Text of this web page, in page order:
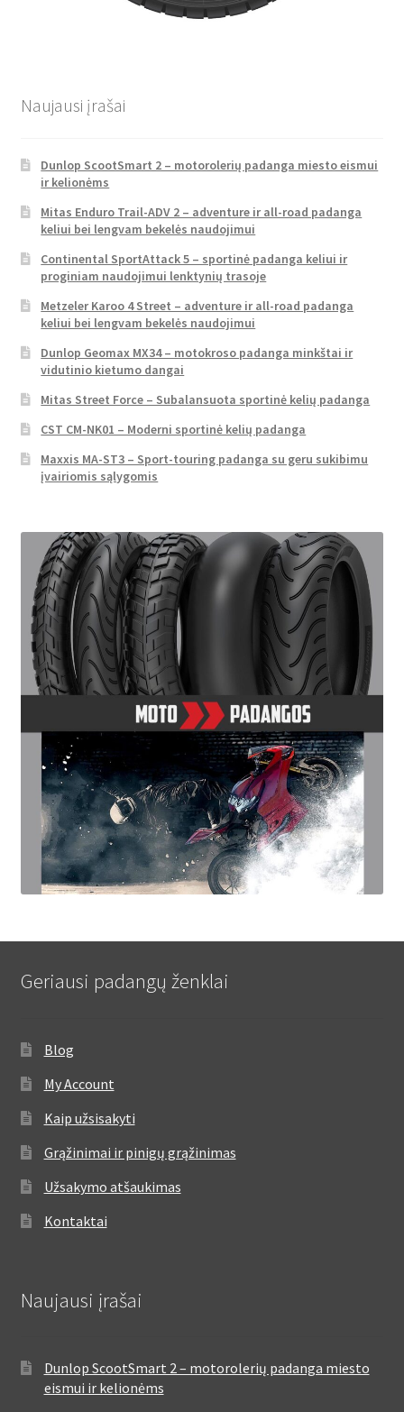
Naujausi įrašai
Dunlop ScootSmart 2 – motorolerių padanga miesto eismui
ir kelionėms
Mitas Enduro Trail-ADV 2 – adventure ir all-road padanga
keliui bei lengvam bekelės naudojimui
Continental SportAttack 5 – sportinė padanga keliui ir
proginiam naudojimui lenktynių trasoje
Metzeler Karoo 4 Street – adventure ir all-road padanga
keliui bei lengvam bekelės naudojimui
Dunlop Geomax MX34 – motokroso padanga minkštai ir
vidutinio kietumo dangai
Mitas Street Force – Subalansuota sportinė kelių padanga
CST CM-NK01 – Moderni sportinė kelių padanga
Maxxis MA-ST3 – Sport-touring padanga su geru sukibimu
įvairiomis sąlygomis
Geriausi padangų ženklai
Blog
My Account
Kaip užsisakyti
Grąžinimai ir pinigų grąžinimas
Užsakymo atšaukimas
Kontaktai
Naujausi įrašai
Dunlop ScootSmart 2 – motorolerių padanga miesto
eismui ir kelionėms